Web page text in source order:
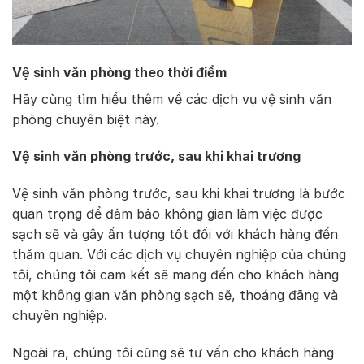
Vệ sinh văn phòng theo thời điểm
Hãy cùng tìm hiểu thêm về các dịch vụ vệ sinh văn
phòng chuyên biệt này.
Vệ sinh văn phòng trước, sau khi khai trương
Vệ sinh văn phòng trước, sau khi khai trương là bước
quan trọng để đảm bảo không gian làm việc được
sạch sẽ và gây ấn tượng tốt đối với khách hàng đến
thăm quan. Với các dịch vụ chuyên nghiệp của chúng
tôi, chúng tôi cam kết sẽ mang đến cho khách hàng
một không gian văn phòng sạch sẽ, thoáng đãng và
chuyên nghiệp.
Ngoài ra, chúng tôi cũng sẽ tư vấn cho khách hàng